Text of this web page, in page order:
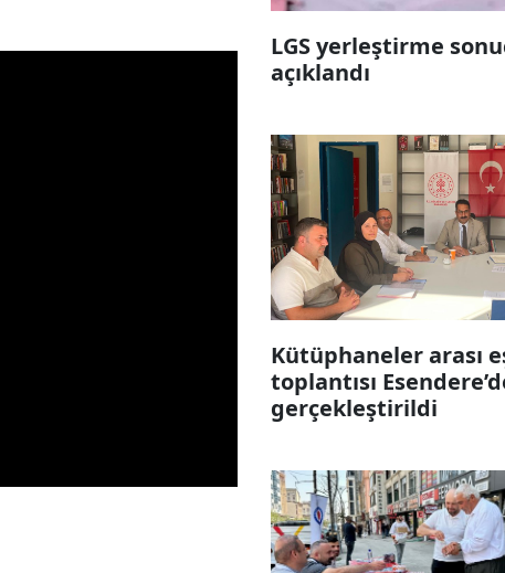
LGS yerleştirme
açıklandı
Kütüphaneler arası
toplantısı
gerçekleştirildi